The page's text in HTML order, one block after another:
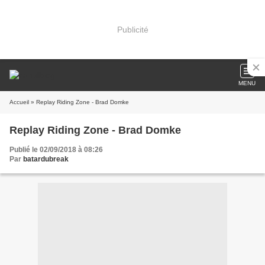
Publicité
MENU
Accueil » Replay Riding Zone - Brad Domke
Replay Riding Zone - Brad Domke
Publié le 02/09/2018 à 08:26
Par batardubreak